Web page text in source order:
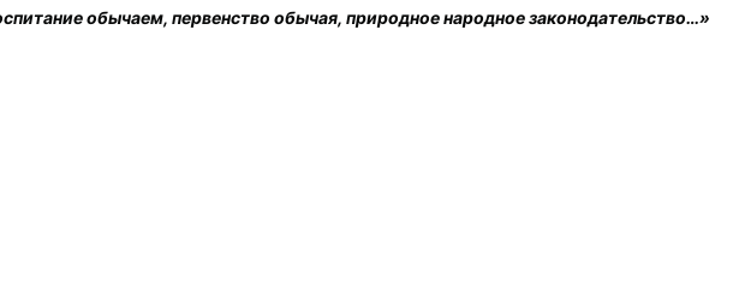
обычаем, первенство обычая, природное народное законодательство…»